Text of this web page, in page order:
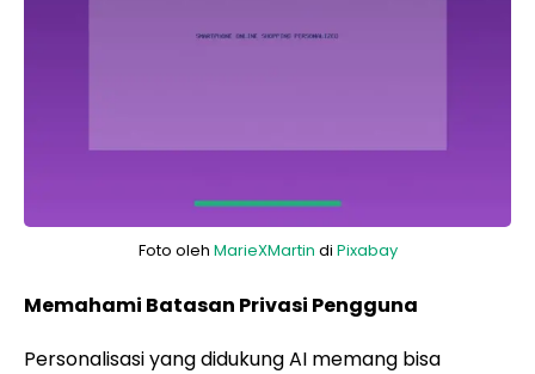
Foto oleh MarieXMartin di Pixabay
Memahami Batasan Privasi Pengguna
Personalisasi yang didukung AI memang bisa